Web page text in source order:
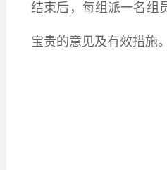
结束后，每组派一名组
宝贵的意见及有效措施